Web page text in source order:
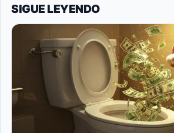
SIGUE LEYENDO